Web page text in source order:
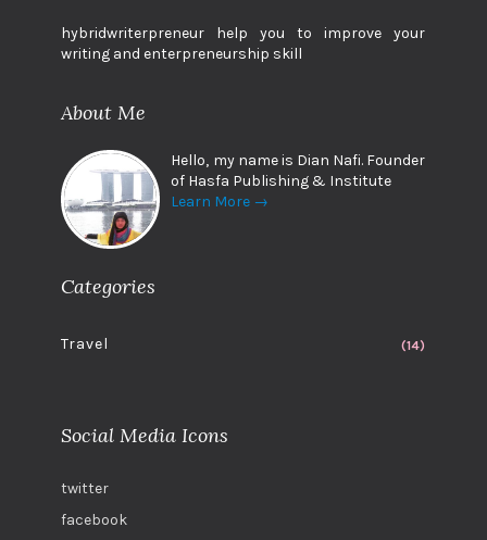
hybridwriterpreneur help you to improve your
writing and enterpreneurship skill
About Me
Hello, my name is Dian Nafi. Founder
of Hasfa Publishing & Institute
Learn More →
Categories
Travel (14)
Social Media Icons
twitter
facebook